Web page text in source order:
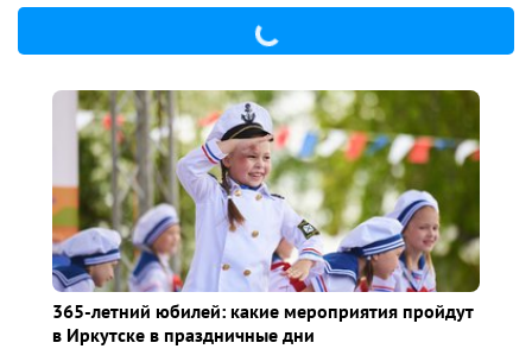
365-летний юбилей: какие мероприятия пройдут
в Иркутске в праздничные дни